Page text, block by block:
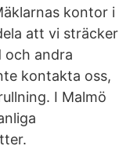
kontor i
att vi sträcker
och andra
kontakta oss,
I Malmö